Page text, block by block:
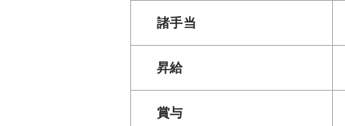
諸手当
昇給
賞与